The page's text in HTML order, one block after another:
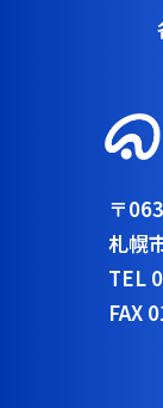
〒
札幌
TEL
FAX